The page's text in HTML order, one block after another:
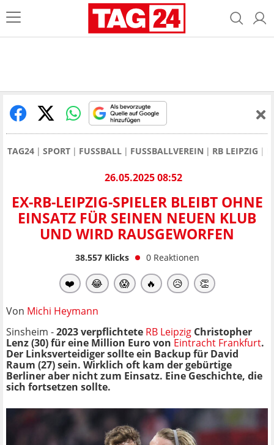
TAG24 SPORT FUSSBALL FUSSBALLVEREIN RB LEIPZIG
26.05.2025 08:52
EX-RB-LEIPZIG-SPIELER BLEIBT OHNE
EINSATZ FÜR SEINEN NEUEN KLUB
UND WIRD RAUSGEWORFEN
38.557Klicks 0 Reaktionen
❤️ 😂 😱 🔥 😥 👏
Von Michi Heymann
Sinsheim -2023 verpflichtete RB Leipzig Christopher
Lenz (30) für eine Million Euro von Eintracht Frankfurt.
Der Linksverteidiger sollte ein Backup für David
Raum (27) sein. Wirklich oft kam der gebürtige
Berliner aber nicht zum Einsatz. Eine Geschichte, die
sich fortsetzen sollte.